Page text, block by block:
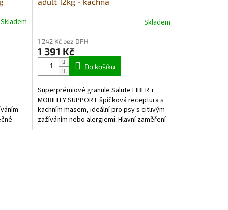
R
Skladem
-
Skladem
1 242 Kč bez DPH
1 391 Kč
Do košíku
Superprémiové granule Salute FIBER +
MOBILITY SUPPORT špičková receptura s
kachním masem, ideální pro psy s citlivým
zažíváním nebo alergiemi. Hlavní zaměření